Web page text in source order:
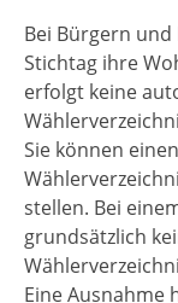
Bei Bürgern
Stichtag ihre
erfolgt keine
Sie können
stellen. Bei
grundsätzlich
Eine Ausnahme